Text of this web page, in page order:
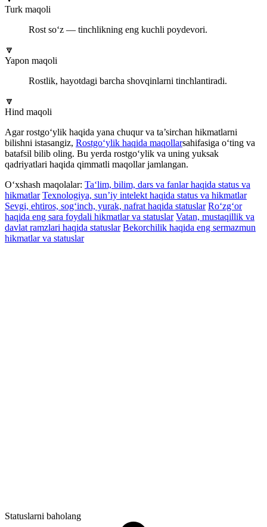
Turk maqoli
Rost so‘z — tinchlikning eng kuchli poydevori.
🔽
Yapon maqoli
Rostlik, hayotdagi barcha shovqinlarni tinchlantiradi.
🔽
Hind maqoli
Agar rostgo‘ylik haqida yana chuqur va ta’sirchan hikmatlarni
bilishni istasangiz, Rostgo‘ylik haqida maqollarsahifasiga o‘ting va
batafsil bilib oling. Bu yerda rostgo‘ylik va uning yuksak
qadriyatlari haqida qimmatli maqollar jamlangan.
O‘xshash maqolalar: Ta‘lim, bilim, dars va fanlar haqida status va
hikmatlar Texnologiya, sun’iy intelekt haqida status va hikmatlar
Sevgi, ehtiros, sog‘inch, yurak, nafrat haqida statuslar Ro‘zg‘or
haqida eng sara foydali hikmatlar va statuslar Vatan, mustaqillik va
davlat ramzlari haqida statuslar Bekorchilik haqida eng sermazmun
hikmatlar va statuslar
Statuslarni baholang